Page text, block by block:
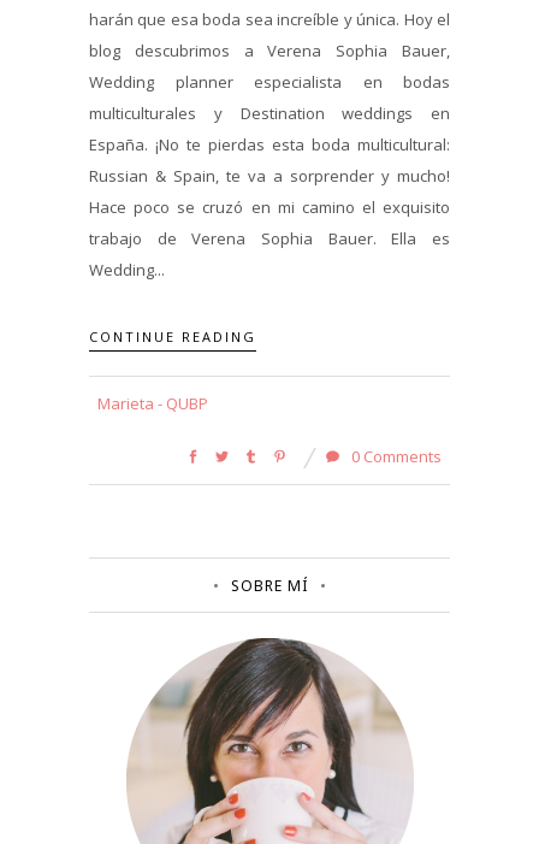
harán que esa boda sea increíble y única. Hoy el
blog descubrimos a Verena Sophia Bauer,
Wedding planner especialista en bodas
multiculturales y Destination weddings en
España. ¡No te pierdas esta boda multicultural:
Russian & Spain, te va a sorprender y mucho!
Hace poco se cruzó en mi camino el exquisito
trabajo de Verena Sophia Bauer. Ella es
Wedding...
CONTINUE READING
Marieta - QUBP
0 Comments
SOBRE MÍ